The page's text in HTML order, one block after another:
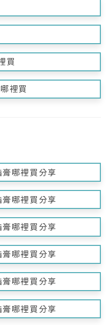
買
裡買
哪裡買分享
哪裡買分享
哪裡買分享
哪裡買分享
哪裡買分享
哪裡買分享